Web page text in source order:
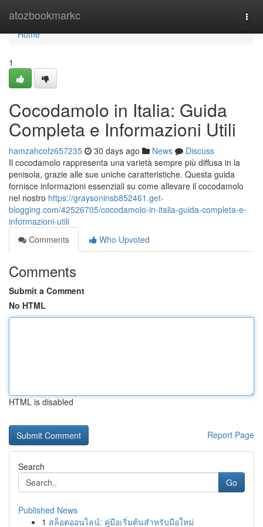
atozbookmarkc
Home
Home
1
Cocodamolo in Italia: Guida
Completa e Informazioni Utili
hamzahcofz657235 30 days ago News
Discuss
Il cocodamolo rappresenta una varietà sempre più diffusa in la
penisola, grazie alle sue uniche caratteristiche. Questa guida
fornisce informazioni essenziali su come allevare il cocodamolo
nel nostro https://graysoninsb852461.get-
blogging.com/42526705/cocodamolo-in-italia-guida-completa-e-
informazioni-utili
Comments
Who Upvoted
Comments
Submit a Comment
No HTML
HTML is disabled
Report Page
Search
Go
Published News
1 สล็อตออนไลน์: คู่มือเริ่มต้นสำหรับมือใหม่